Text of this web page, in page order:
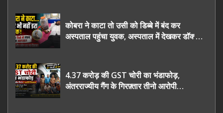
कोबरा ने काटा तो उसी को डिब्बे में बंद कर
अस्पताल पहुंचा युवक, अस्पताल में देखकर डॉक्टर
4.37 करोड़ की GST चोरी का भंडाफोड़,
अंतरराज्यीय गैंग के गिरफ़्तार तीनो आरोपी